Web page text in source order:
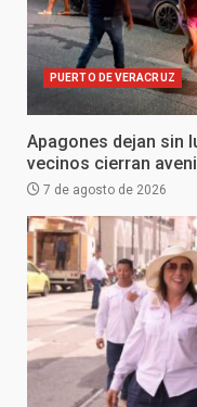
PUERTO DE VERACRUZ
Apagones dejan sin
vecinos cierran
7 de agosto de 2026